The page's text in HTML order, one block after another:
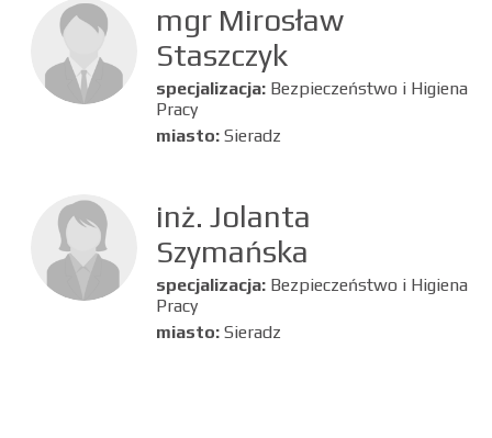
mgr Mirosław
Staszczyk
specjalizacja: Bezpieczeństwo i Higiena
Pracy
miasto: Sieradz
inż. Jolanta
Szymańska
specjalizacja: Bezpieczeństwo i Higiena
Pracy
miasto: Sieradz